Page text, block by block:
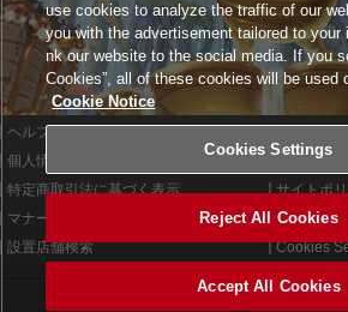
ヘルプ
個人情報等保護方針
外部送信
特定商取引法に基づく表示
サイトポ
マナー＆ルール
お問い合わ
設置店舗検索
Cookies
use cookies to analyze the traffic of our
you with the advertisement tailored to your
nk our website to the social media. If you
Cookies”, all of these cookies will be used
Cookie Notice
Cookies Settings
Reject All Cookies
Accept All Cookies